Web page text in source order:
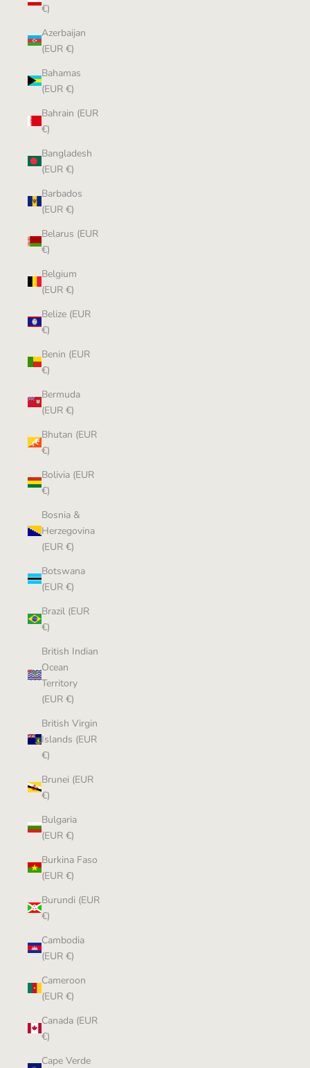
€)
Azerbaijan
(EUR €)
Bahamas
(EUR €)
Bahrain (EUR
€)
Bangladesh
(EUR €)
Barbados
(EUR €)
Belarus (EUR
€)
Belgium
(EUR €)
Belize (EUR
€)
Benin (EUR
€)
Bermuda
(EUR €)
Bhutan (EUR
€)
Bolivia (EUR
€)
Bosnia &
Herzegovina
(EUR €)
Botswana
(EUR €)
Brazil (EUR
€)
British Indian
Ocean
Territory
(EUR €)
British Virgin
Islands (EUR
€)
Brunei (EUR
€)
Bulgaria
(EUR €)
Burkina Faso
(EUR €)
Burundi (EUR
€)
Cambodia
(EUR €)
Cameroon
(EUR €)
Canada (EUR
€)
Cape Verde